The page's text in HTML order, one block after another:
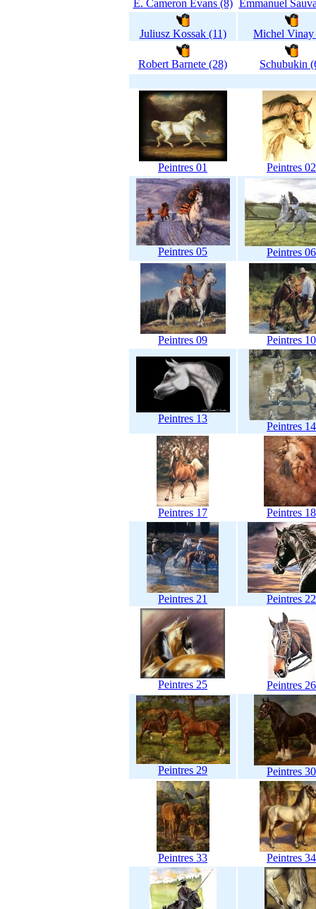
E. Cameron Evans (8) Emmanuel
Juliusz Kossak (11) Michel Vinay
Robert Barnete (28) Schubukin
Peintres 01 Peintres 02
Peintres 05 Peintres 06
Peintres 09 Peintres 10
Peintres 13
Peintres 14
Peintres 17 Peintres 18
Peintres 21 Peintres 22
Peintres 25 Peintres 26
Peintres 29 Peintres 30
Peintres 33 Peintres 34